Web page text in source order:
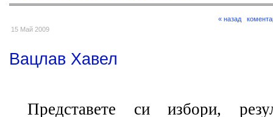
15 Май 2009
« назад
Вацлав Хавел
Представете си избори,